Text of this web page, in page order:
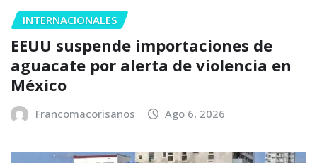
INTERNACIONALES
EEUU suspende importaciones de
aguacate por alerta de violencia en
México
Francomacorisanos Ago 6, 2026